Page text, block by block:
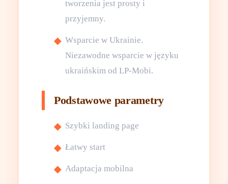
tworzenia jest prosty i
przyjemny.
Wsparcie w Ukrainie.
Niezawodne wsparcie w języku
ukraińskim od LP-Mobi.
Podstawowe parametry
Szybki landing page
Łatwy start
Adaptacja mobilna